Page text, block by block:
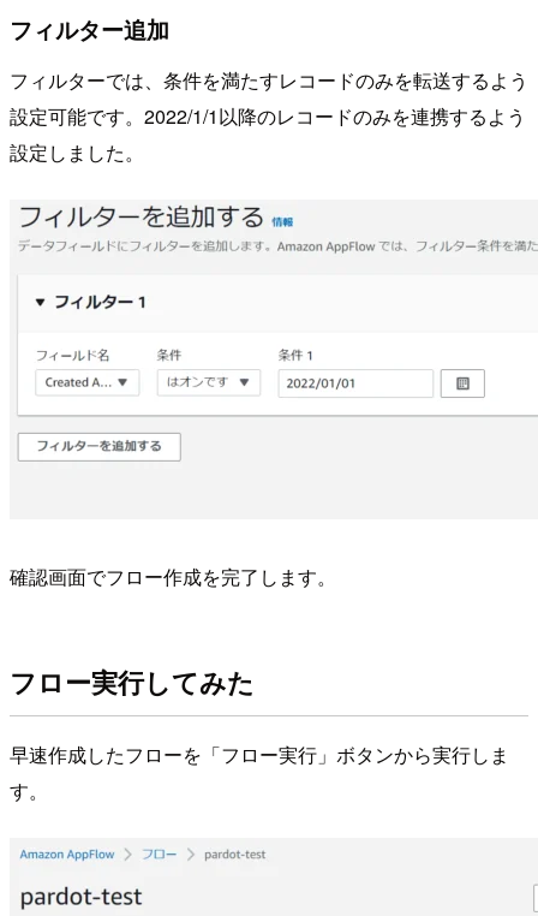
フィルター追加
フィルターでは、条件を満たすレコードのみを転送するよう
設定可能です。2022/1/1以降のレコードのみを連携するよう
設定しました。
確認画面でフロー作成を完了します。
フロー実行してみた
早速作成したフローを「フロー実行」ボタンから実行しま
す。